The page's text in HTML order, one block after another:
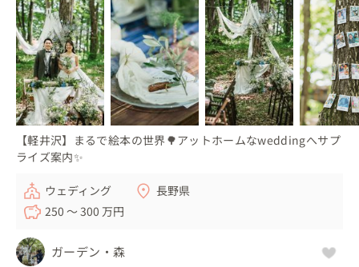
【軽井沢】まるで絵本の世界🌳アットホームなweddingへサプ
ライズ案内✨
ウェディング
長野県
250 〜 300 万円
ガーデン・森